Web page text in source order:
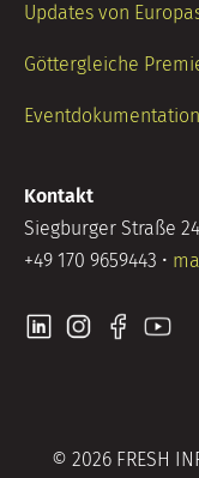
Updates von
Göttergleiche
Kontakt
Siegburger Straße
+49 170 9659443 •
© 2026 FRESH